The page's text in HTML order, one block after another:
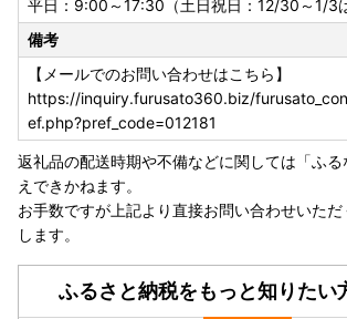
---ワンストップ特例申請書PDFはコチラ
umu.go.jp/main_content/000397109.pdf）
---ワンストップ特例制度について（総務省
w.soumu.go.jp/main_sosiki/jichi_zeisei/
o/furusato/topics/20150401.html#block02
申請書の提出期限：寄附をした翌年1月10日
す。
【ワンストップ特例申請書の送付先】
〒079-1192 北海道赤平市泉町4丁目1番地
赤平市役所企画課(ふるさと納税担当) 宛て
平日：9:00～17:30（土日祝日：12/30～1/3
備考
【メールでのお問い合わせはこちら】
https://inquiry.furusato360.biz/
ef.php?pref_code=012181
返礼品の配送時期や不備などに関しては「ふ
えできかねます。
お手数ですが上記より直接お問い合わせいた
します。
ふるさと納税をもっと知りたい